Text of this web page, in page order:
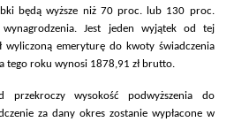
będą wyższe niż 70 proc. lub 130 proc.
wynagrodzenia. Jest jeden wyjątek od tej
wyliczoną emeryturę do kwoty świadczenia
tego roku wynosi 1878,91 zł brutto.
wysokość podwyższenia do
za dany okres zostanie wypłacone w